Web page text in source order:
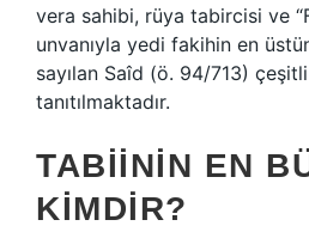
vera sahibi, rüya tabircisi ve
unvanıyla yedi fakihin en
sayılan Saîd (ö. 94/713)
tanıtılmaktadır.
TABIININ EN
KIMDIR?